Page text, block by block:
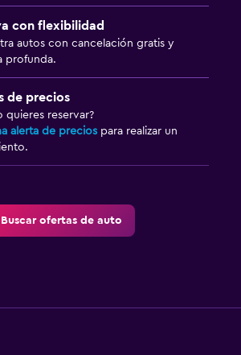
con flexibilidad
autos con cancelación gratis y
profunda.
de precios
quieres reservar?
alerta de precios para realizar un
Buscar ofertas de auto